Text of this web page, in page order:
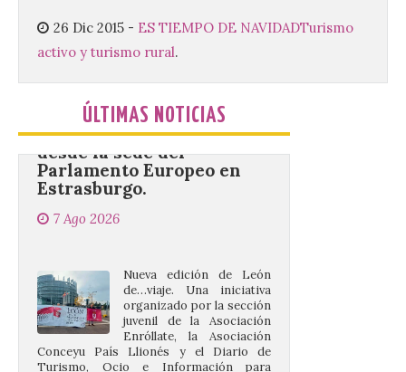
26 Dic 2015 - ES TIEMPO DE NAVIDADTurismo
activo y turismo rural.
ÚLTIMAS NOTICIAS
desde la sede del
Parlamento Europeo en
7 Ago 2026
juvenil de la Asociación
Enróllate, la Asociación
Conceyu País Llionés y el Diario de
Turismo, Ocio e Información para
jóvenes “Enredando.info”. . La
decimoctava fotografía de León de…viaje